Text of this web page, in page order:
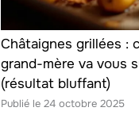
Châtaignes grillées :
grand-mère va vous
(résultat bluffant)
24 octobre 2025